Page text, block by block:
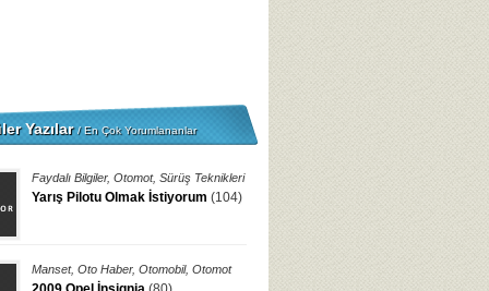
Yazılar/ En Çok Yorumlananlar
Faydalı Bilgiler, Otomot, Sürüş Teknikleri
Yarış Pilotu Olmak İstiyorum (104)
Manset, Oto Haber, Otomobil, Otomot